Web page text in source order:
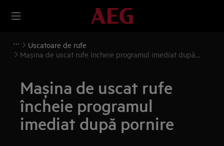
Uscatoare de rufe
Maşina de uscat rufe încheie programul imediat după
Maşina de uscat rufe
încheie programul
imediat după pornire